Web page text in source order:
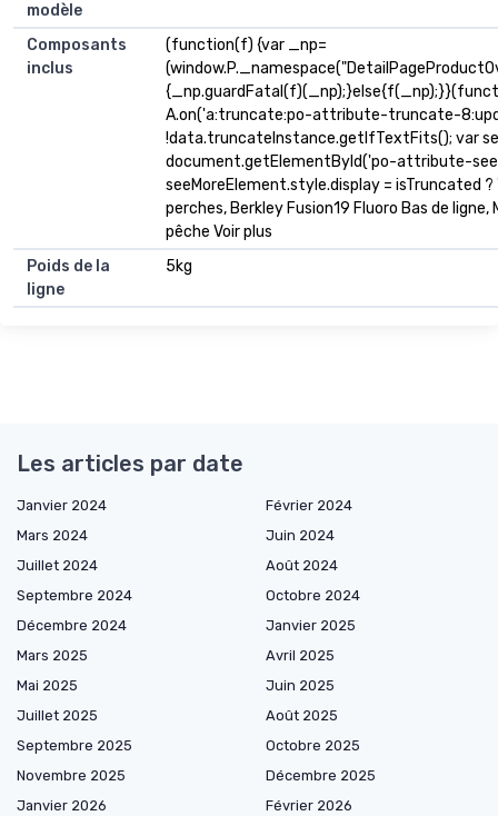
modèle
Composants
inclus
(function(f) {var _np=
A.on('a:truncate:po-attribute-truncate-
!data.truncateInstance.getIfTextFits(); var
document.getElementById('po-attribute-
seeMoreElement.style.display = isTruncated
perches, Berkley Fusion19 Fluoro Bas de
pêche Voir plus
Poids de la
ligne
5kg
Les articles par date
Janvier 2024
Février 2024
Mars 2024
Juin 2024
Juillet 2024
Août 2024
Septembre 2024
Octobre 2024
Décembre 2024
Janvier 2025
Mars 2025
Avril 2025
Mai 2025
Juin 2025
Juillet 2025
Août 2025
Septembre 2025
Octobre 2025
Novembre 2025
Décembre 2025
Janvier 2026
Février 2026